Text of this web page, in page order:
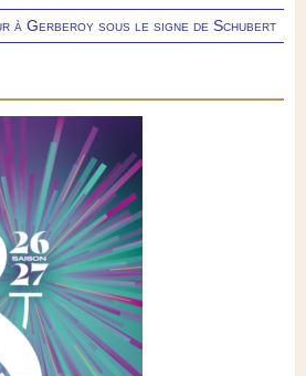
à Gerberoy sous le signe de Schubert